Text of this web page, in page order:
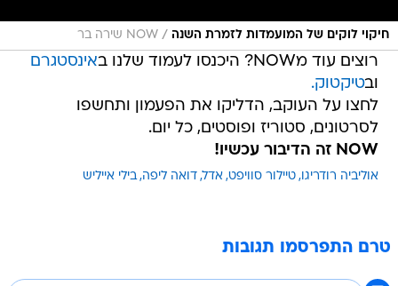
חיקוי לוקים של המועמדות לזמרת השנה / NOW שירה בר
רוצים עוד מNOW? היכנסו לעמוד שלנו ב
אינסטגרם
ובטיקטוק.
לחצו על העוקב, הדליקו את הפעמון ותחשפו
לסרטונים, סטוריז ופוסטים, כל יום.
NOW זה הדיבור עכשיו!
אוליביה רודריגו טיילור סוויפט אדל דואה ליפה בילי אייליש
טרם התפרסמו תגובות